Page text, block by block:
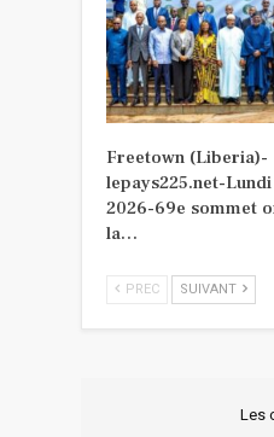
Freetown (Liberia)-
lepays225.net-
2026-69e sommet
la…
PREC SUIVANT
Les